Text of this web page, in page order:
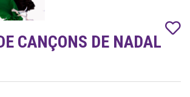
CANÇONS DE NADAL